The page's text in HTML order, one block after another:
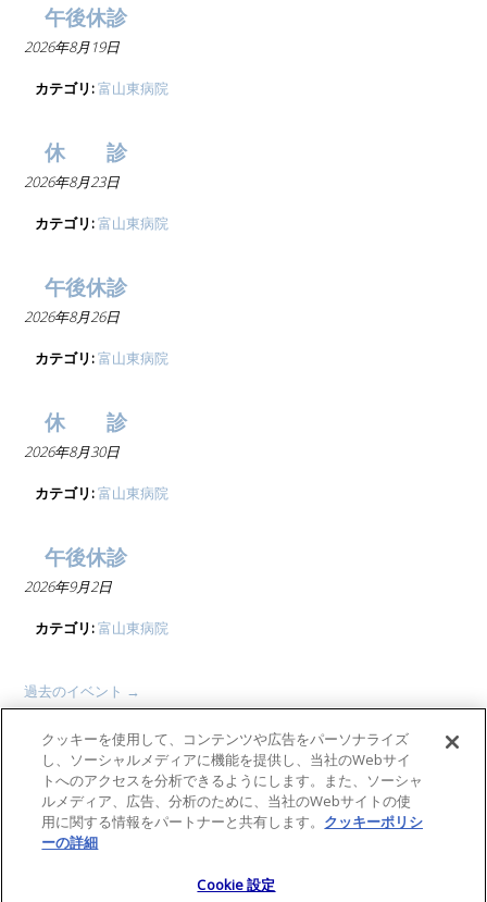
午後休診
2026年8月19日
カテゴリ:富山東病院
休 診
2026年8月23日
カテゴリ:富山東病院
午後休診
2026年8月26日
カテゴリ:富山東病院
休 診
2026年8月30日
カテゴリ:富山東病院
午後休診
2026年9月2日
カテゴリ:富山東病院
過去のイベント →
高島獣医科グループ
〒939-8214 富山県富山市黒崎605 TEL076-422-7077
Cookie 設定
クッキーを使用して、コンテンツや広告をパーソナライズ
し、ソーシャルメディアに機能を提供し、当社のWebサイ
トへのアクセスを分析できるようにします。また、ソーシャ
ルメディア、広告、分析のために、当社のWebサイトの使
用に関する情報をパートナーと共有します。 クッキーポリシ
ーの詳細
Cookie 設定